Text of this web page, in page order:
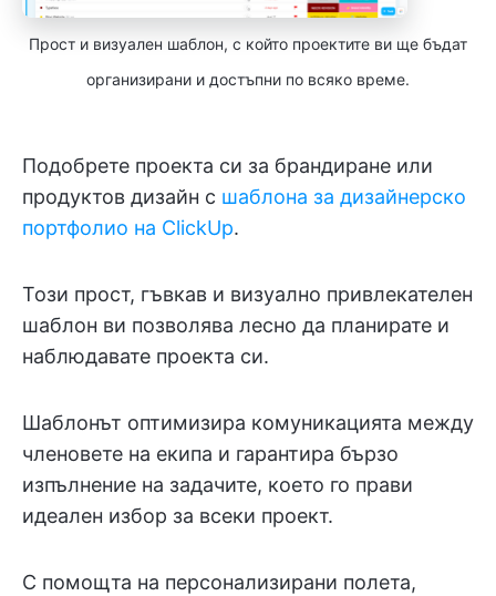
Прост и визуален шаблон, с който проектите ви ще бъдат
организирани и достъпни по всяко време.
Подобрете проекта си за брандиране или
продуктов дизайн с шаблона за дизайнерско
портфолио на ClickUp.
Този прост, гъвкав и визуално привлекателен
шаблон ви позволява лесно да планирате и
наблюдавате проекта си.
Шаблонът оптимизира комуникацията между
членовете на екипа и гарантира бързо
изпълнение на задачите, което го прави
идеален избор за всеки проект.
С помощта на персонализирани полета,